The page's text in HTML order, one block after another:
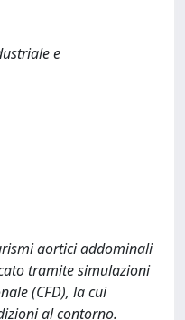
e
aortici addominali
tramite simulazioni
(CFD), la cui
al contorno.